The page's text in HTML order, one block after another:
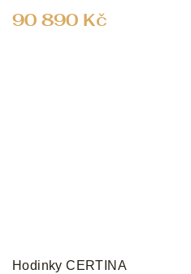
90 890 Kč
Hodinky CERTINA